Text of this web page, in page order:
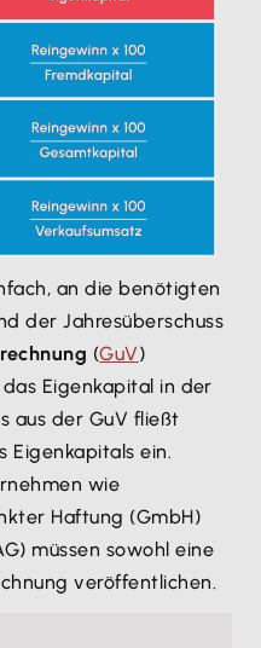
an die benötigten
der Jahresüberschuss
(GuV)
Eigenkapital in der
aus der GuV fließt
Eigenkapitals ein.
wie
Haftung (GmbH)
müssen sowohl eine
veröffentlichen.